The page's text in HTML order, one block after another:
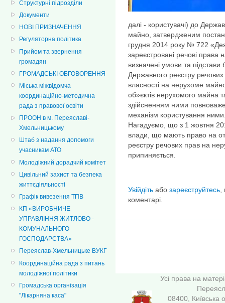
Структурні підрозділи
Документи
НОВІ ПРИЗНАЧЕННЯ
Регуляторна політика
Прийом та звернення
громадян
ГРОМАДСЬКІ ОБГОВОРЕННЯ
Міська міжвідомча
координаційно-методична
рада з правової освіти
ПРООН в м. Переяславі-
Хмельницькому
Штаб з надання допомоги
учасникам АТО
Молодіжний дорадчий комітет
Цивільний захист та безпека
життєдіяльності
Графік вивезення ТПВ
КП «ВИРОБНИЧЕ
УПРАВЛІННЯ ЖИТЛОВО -
КОМУНАЛЬНОГО
ГОСПОДАРСТВА»
Переяслав-Хмельницьке ВУКГ
Координаційна рада з питань
молодіжної політики
Громадська організація
"Лікарняна каса"
далі - користувачі) до
майно, затвердженим
грудня 2014 року № 722
зареєстровані речові
визначені умови та підстави
Державного реєстру
власності на нерухоме
об»єктів нерухомого майна
здійсненням ними
механізм користування
Нагадуємо, що з 1 жовтня
влади, що мають право на
реєстру речових прав на
припиняється.
Увійдіть або зареєструйтесь
коментарі.
Усі права на
08400, Київська